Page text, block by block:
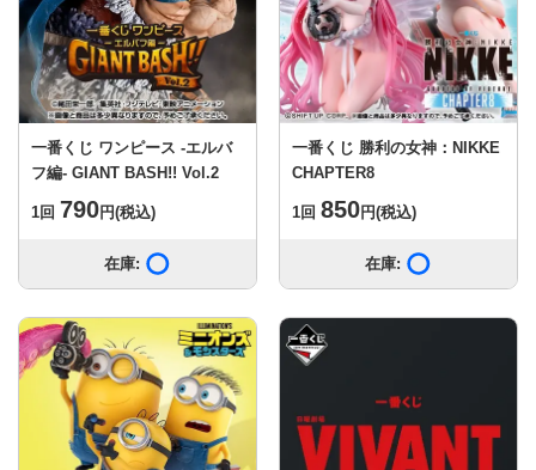
一番くじ ワンピース -エルバ
フ編- GIANT BASH!! Vol.2
1回 790円(税込)
在庫:
一番くじ 勝利の女神：NIKKE
CHAPTER8
1回 850円(税込)
在庫: